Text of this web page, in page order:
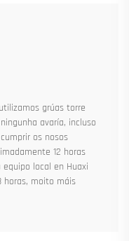
grúas torre
avaría, incluso
os nosos
12 horas
local en Huaxi
horas, moito máis